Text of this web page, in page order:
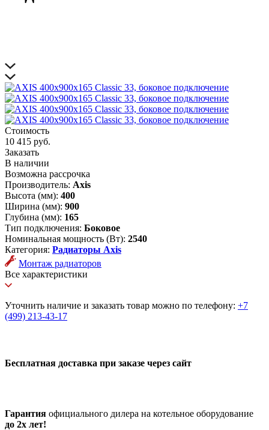
Стоимость
10 415 руб.
Заказать
В наличии
Возможна рассрочка
Производитель: Axis
Высота (мм): 400
Ширина (мм): 900
Глубина (мм): 165
Тип подключения: Боковое
Номинальная мощность (Вт): 2540
Категория: Радиаторы Axis
Монтаж радиаторов
Все характеристики
Уточнить наличие и заказать товар можно по телефону: +7
(499) 213-43-17
Бесплатная доставка при заказе через сайт
Гарантия официального дилера на котельное оборудование
до 2х лет!